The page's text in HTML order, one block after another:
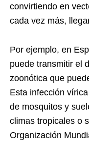
convirtiendo en
cada vez más,
Por ejemplo, en
puede transmitir el
zoonótica que
Esta infección
de mosquitos y
climas tropicales o
Organización